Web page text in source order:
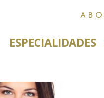
ESPECIALIDADES